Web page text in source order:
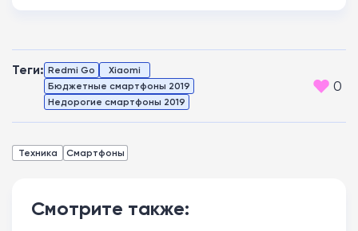
Теги: Redmi Go
Xiaomi
Бюджетные смартфоны 2019
Недорогие смартфоны 2019
0
Техника Смартфоны
Смотрите также: